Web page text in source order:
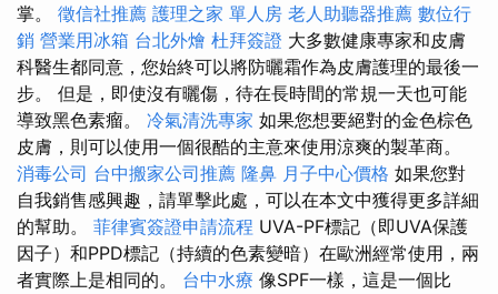
掌。 徵信社推薦 護理之家 單人房 老人助聽器推薦 數位行
銷 營業用冰箱 台北外燴 杜拜簽證 大多數健康專家和皮膚
科醫生都同意，您始終可以將防曬霜作為皮膚護理的最後一
步。 但是，即使沒有曬傷，待在長時間的常規一天也可能
導致黑色素瘤。 冷氣清洗專家 如果您想要絕對的金色棕色
皮膚，則可以使用一個很酷的主意來使用涼爽的製革商。
消毒公司 台中搬家公司推薦 隆鼻 月子中心價格 如果您對
自我銷售感興趣，請單擊此處，可以在本文中獲得更多詳細
的幫助。 菲律賓簽證申請流程 UVA-PF標記（即UVA保護
因子）和PPD標記（持續的色素變暗）在歐洲經常使用，兩
者實際上是相同的。 台中水療 像SPF一樣，這是一個比